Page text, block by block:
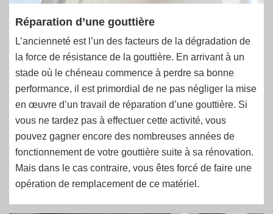
Réparation d’une gouttière
L’ancienneté est l’un des facteurs de la dégradation de
la force de résistance de la gouttière. En arrivant à un
stade où le chéneau commence à perdre sa bonne
performance, il est primordial de ne pas négliger la mise
en œuvre d’un travail de réparation d’une gouttière. Si
vous ne tardez pas à effectuer cette activité, vous
pouvez gagner encore des nombreuses années de
fonctionnement de votre gouttière suite à sa rénovation.
Mais dans le cas contraire, vous êtes forcé de faire une
opération de remplacement de ce matériel.